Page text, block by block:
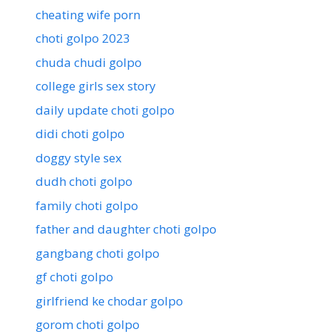
cheating wife porn
choti golpo 2023
chuda chudi golpo
college girls sex story
daily update choti golpo
didi choti golpo
doggy style sex
dudh choti golpo
family choti golpo
father and daughter choti golpo
gangbang choti golpo
gf choti golpo
girlfriend ke chodar golpo
gorom choti golpo